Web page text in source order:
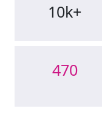
10k+
470